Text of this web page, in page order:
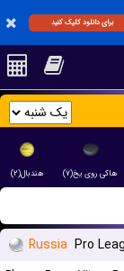
برای دانلود کلیک کنید
هاکی روی یخ(۷) هندبال(۲)
Russia Pro